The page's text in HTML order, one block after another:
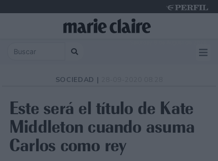
SOCIEDAD |
Este será el título de Kate
Middleton cuando asuma
Carlos como rey